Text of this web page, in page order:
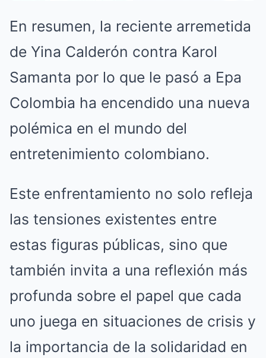
En resumen, la reciente arremetida
de Yina Calderón contra Karol
Samanta por lo que le pasó a Epa
Colombia ha encendido una nueva
polémica en el mundo del
entretenimiento colombiano.
Este enfrentamiento no solo refleja
las tensiones existentes entre
estas figuras públicas, sino que
también invita a una reflexión más
profunda sobre el papel que cada
uno juega en situaciones de crisis y
la importancia de la solidaridad en